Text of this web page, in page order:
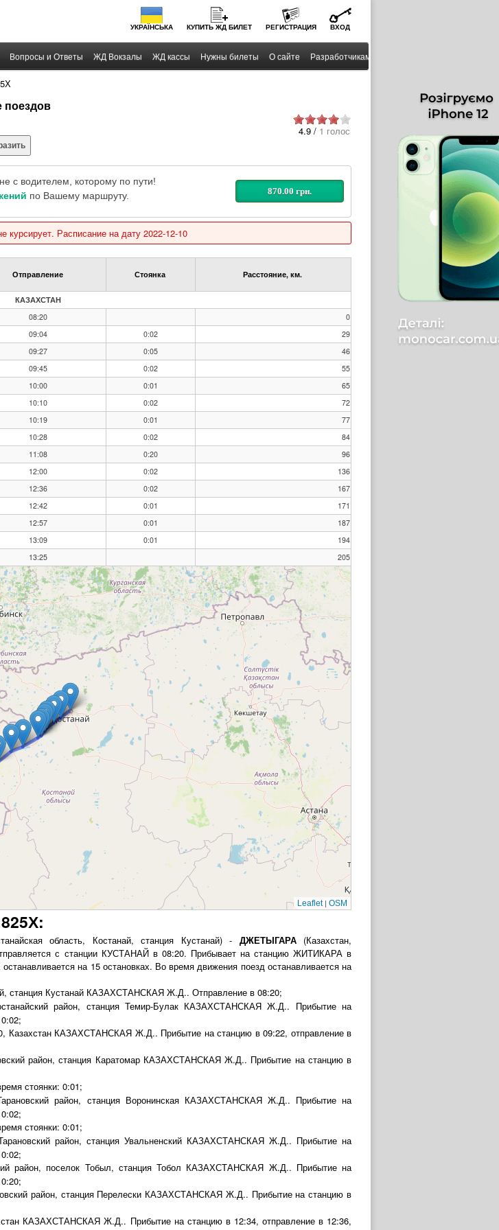
УКРАЇНСЬКА КУПИТЬ ЖД БИЛЕТ РЕГИСТРАЦИЯ ВХОД
Вопросы и Ответы ЖД Вокзалы ЖД кассы Нужны билеты О сайте Разработчикам
4.9 / 1 голос
с водителем, которому по пути!
по Вашему маршруту. 870.00 грн.
курсирует. Расписание на дату 2022-12-10
Отправление Стоянка Расстояние, км.
КАЗАХСТАН
08:20 0
09:04 0:02 29
09:27 0:05 46
09:45 0:02
55
10:00 0:01 65
10:10 0:02
72
10:19 0:01 77
10:28 0:02 84
11:08 0:20 96
12:00 0:02 136
12:36 0:02
167
12:42 0:01 171
12:57 0:01
187
13:09 0:01 194
13:25 205
Leaflet| OSM
область, Костанай, станция Кустанай) - ДЖЕТЫГАРА(Казахстан,
с станции КУСТАНАЙ в 08:20. Прибывает на станцию ЖИТИКАРА в
на 15 остановках. Во время движения поезд останавливается на
станция Кустанай КАЗАХСТАНСКАЯ Ж.Д.. Отправление в 08:20;
район, станция Темир-Булак КАЗАХСТАНСКАЯ Ж.Д.. Прибытие на
Казахстан КАЗАХСТАНСКАЯ Ж.Д.. Прибытие на станцию в 09:22, отправление в
район, станция Каратомар КАЗАХСТАНСКАЯ Ж.Д.. Прибытие на станцию в
стоянки: 0:01;
Тарановский район, станция Воронинская КАЗАХСТАНСКАЯ Ж.Д.. Прибытие на
стоянки: 0:01;
Тарановский район, станция Увальненский КАЗАХСТАНСКАЯ Ж.Д.. Прибытие на
район, поселок Тобыл, станция Тобол КАЗАХСТАНСКАЯ Ж.Д.. Прибытие на
район, станция Перелески КАЗАХСТАНСКАЯ Ж.Д.. Прибытие на станцию в
КАЗАХСТАНСКАЯ Ж.Д.. Прибытие на станцию в 12:34, отправление в 12:36,